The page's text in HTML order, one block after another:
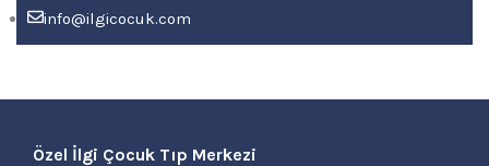
info@ilgicocuk.com
Özel İlgi Çocuk Tıp Merkezi